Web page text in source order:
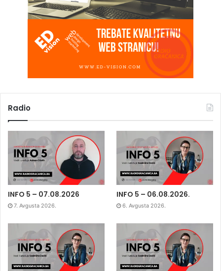
Radio
INFO 5 – 07.08.2026
7. Avgusta 2026.
INFO 5 – 06.08.2026.
6. Avgusta 2026.